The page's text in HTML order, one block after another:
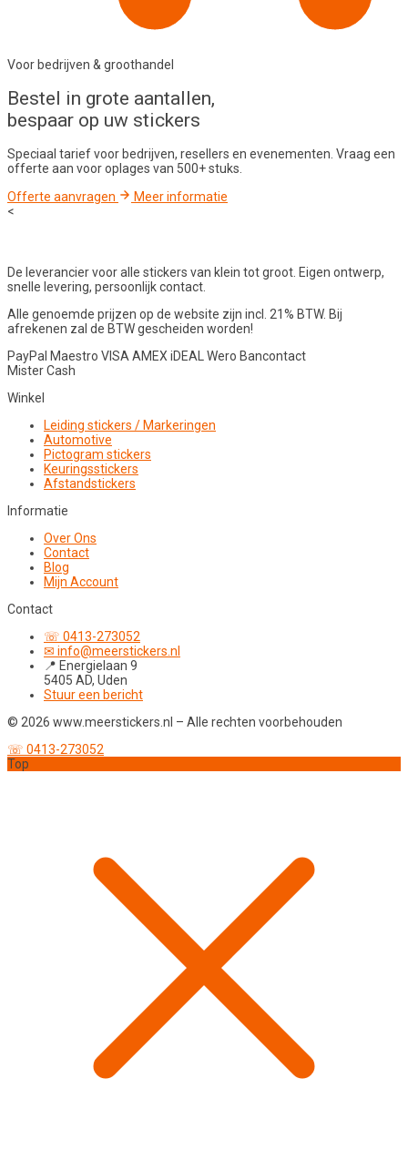
Voor bedrijven & groothandel
Bestel in grote aantallen,
bespaar op uw stickers
Speciaal tarief voor bedrijven, resellers en evenementen. Vraag een
offerte aan voor oplages van 500+ stuks.
Offerte aanvragen
Meer informatie
<
De leverancier voor alle stickers van klein tot groot. Eigen ontwerp,
snelle levering, persoonlijk contact.
Alle genoemde prijzen op de website zijn incl. 21% BTW. Bij
afrekenen zal de BTW gescheiden worden!
PayPal Maestro VISAAMEXiDEALWero Bancontact
Mister Cash
Winkel
Leiding stickers / Markeringen
Automotive
Pictogram stickers
Keuringsstickers
Afstandstickers
Informatie
Over Ons
Contact
Blog
Mijn Account
Contact
☏ 0413-273052
✉ info@meerstickers.nl
📍 Energielaan 9
5405 AD, Uden
Stuur een bericht
© 2026 www.meerstickers.nl – Alle rechten voorbehouden
☏ 0413-273052
Top